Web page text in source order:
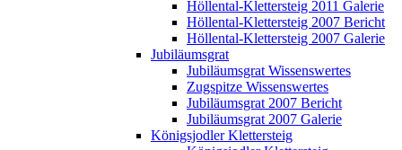
Höllental-Klettersteig 2011 Galerie
Höllental-Klettersteig 2007 Bericht
Höllental-Klettersteig 2007 Galerie
Jubiläumsgrat
Jubiläumsgrat Wissenswertes
Zugspitze Wissenswertes
Jubiläumsgrat 2007 Bericht
Jubiläumsgrat 2007 Galerie
Königsjodler Klettersteig